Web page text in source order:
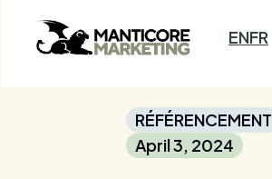
ENFR
RÉFÉRENCEMENT
April 3, 2024